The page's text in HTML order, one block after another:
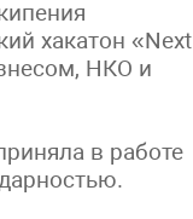
хакатон «Next
НКО и
в работе